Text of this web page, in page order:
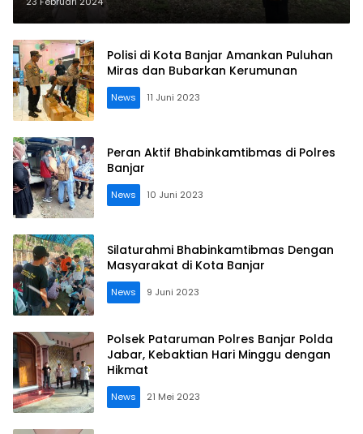
Polisi di Kota Banjar Amankan Puluhan
Miras dan Bubarkan Kerumunan
News 11 Juni 2023
Peran Aktif Bhabinkamtibmas di Polres
Banjar
News 10 Juni 2023
Silaturahmi Bhabinkamtibmas Dengan
Masyarakat di Kota Banjar
News 9 Juni 2023
Polsek Pataruman Polres Banjar Polda
Jabar, Kebaktian Hari Minggu dengan
Hikmat
News 21 Mei 2023